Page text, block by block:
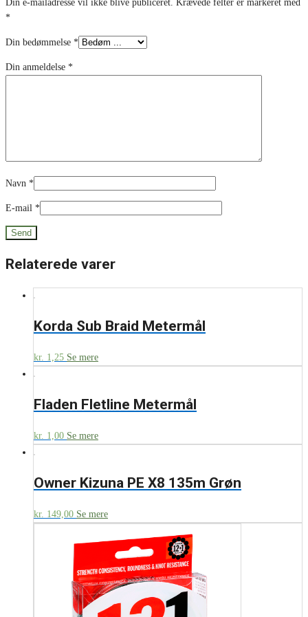
Din e-mailadresse vil ikke blive publiceret. Krævede felter er markeret med
*
Din bedømmelse *
Din anmeldelse *
Navn *
E-mail *
Relaterede varer
Korda Sub Braid Metermål
kr. 1,25 Se mere
Fladen Fletline Metermål
kr. 1,00 Se mere
Owner Kizuna PE X8 135m Grøn
kr. 149,00 Se mere